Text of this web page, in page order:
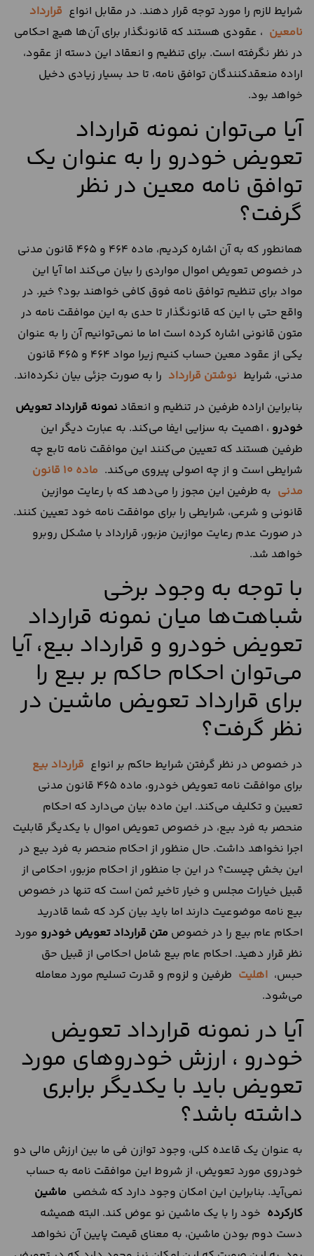
شرایط لازم را مورد توجه قرار دهند. در مقابل انواع قرارداد
نامعین ، عقودی هستند که قانونگذار برای آن‌ها هیچ احکامی
در نظر نگرفته است. برای تنظیم و انعقاد این دسته از عقود،
اراده منعقدکنندگان توافق نامه، تا حد بسیار زیادی دخیل
خواهد بود.
آیا می‌توان نمونه قرارداد
تعویض خودرو را به عنوان یک
توافق نامه معین در نظر
گرفت؟
همانطور که به آن اشاره کردیم، ماده 464 و 465 قانون مدنی
در خصوص تعویض اموال مواردی را بیان می‌کند اما آیا این
مواد برای تنظیم توافق نامه فوق کافی خواهند بود؟ خیر. در
واقع حتی با این که قانونگذار تا حدی به این موافقت نامه در
متون قانونی اشاره کرده است اما ما نمی‌توانیم آن را به عنوان
یکی از عقود معین حساب کنیم زیرا مواد 464 و 465 قانون
مدنی، شرایط نوشتن قرارداد را به صورت جزئی بیان نکرده‌اند.
بنابراین اراده طرفین در تنظیم و انعقاد نمونه قراردادتعویض
خودرو ، اهمیت به سزایی ایفا می‌کند. به عبارت دیگر این
طرفین هستند که تعیین می‌کنند این موافقت نامه تابع چه
شرایطی است و از چه اصولی پیروی می‌کند.
ماده 10 قانون
مدنی به طرفین این مجوز را می‌دهد که با رعایت موازین
قانونی و شرعی، شرایطی را برای موافقت نامه خود تعیین کنند.
در صورت عدم رعایت موازین مزبور، قرارداد با مشکل روبرو
خواهد شد.
با توجه به وجود برخی
شباهت‌ها میان نمونه قرارداد
تعویض خودرو و قرارداد بیع، آیا
می‌توان احکام حاکم بر بیع را
برای قرارداد تعویض ماشین در
نظر گرفت؟
در خصوص در نظر گرفتن شرایط حاکم بر انواع قرارداد بیع
برای موافقت نامه تعویض خودرو، ماده 465 قانون مدنی
تعیین و تکلیف می‌کند. این ماده بیان می‌دارد که احکام
منحصر به فرد بیع، در خصوص تعویض اموال با یکدیگر قابلیت
اجرا نخواهد داشت. حال منظور از احکام منحصر به فرد بیع در
این بخش چیست؟ در این جا منظور از احکام مزبور، احکامی از
قبیل خیارات مجلس و خیار تاخیر ثمن است که تنها در خصوص
بیع نامه موضوعیت دارند اما باید بیان کرد که شما قادرید
احکام عام بیع را در خصوص متن قراردادتعویض خودرو مورد
نظر قرار دهید. احکام عام بیع شامل احکامی از قبیل حق
حبس، اهلیت طرفین و لزوم و قدرت تسلیم مورد معامله
می‌شود.
آیا در نمونه قرارداد تعویض
خودرو ، ارزش خودروهای مورد
تعویض باید با یکدیگر برابری
داشته باشد؟
به عنوان یک قاعده کلی، وجود توازن فی ما بین ارزش مالی دو
خودروی مورد تعویض، از شروط این موافقت نامه به حساب
نمی‌آید. بنابراین این امکان وجود دارد که شخصی ماشین
کارکرده خود را با یک ماشین نو عوض کند. البته همیشه
دست دوم بودن ماشین، به معنای قیمت پایین آن نخواهد